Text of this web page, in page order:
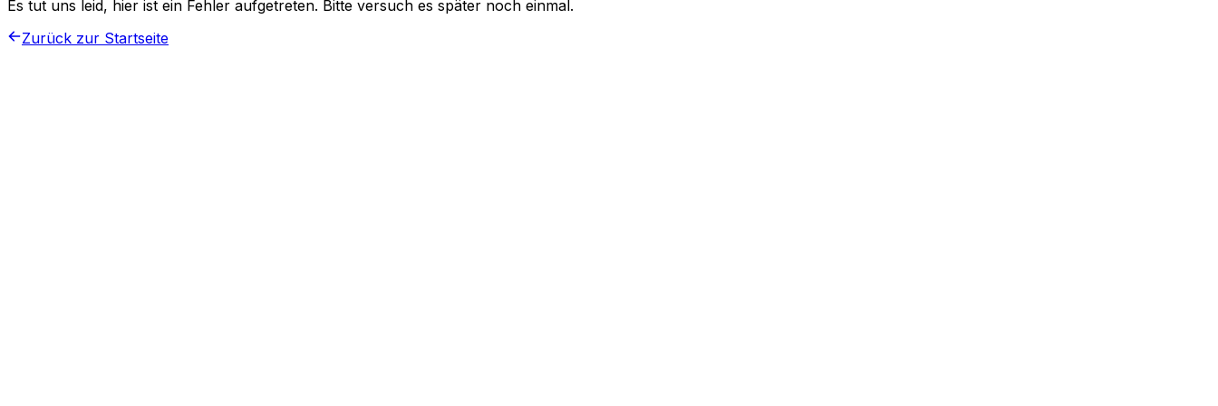
Es tut uns leid, hier ist ein Fehler aufgetreten. Bitte versuch es später noch einmal.
Zurück zur Startseite